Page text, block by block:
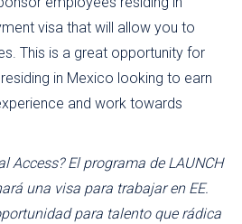
visa that will allow you to
This is a great opportunity for
in Mexico looking to earn
and work towards
Access? El programa de LAUNCH
una visa para trabajar en EE.
para talento que rádica